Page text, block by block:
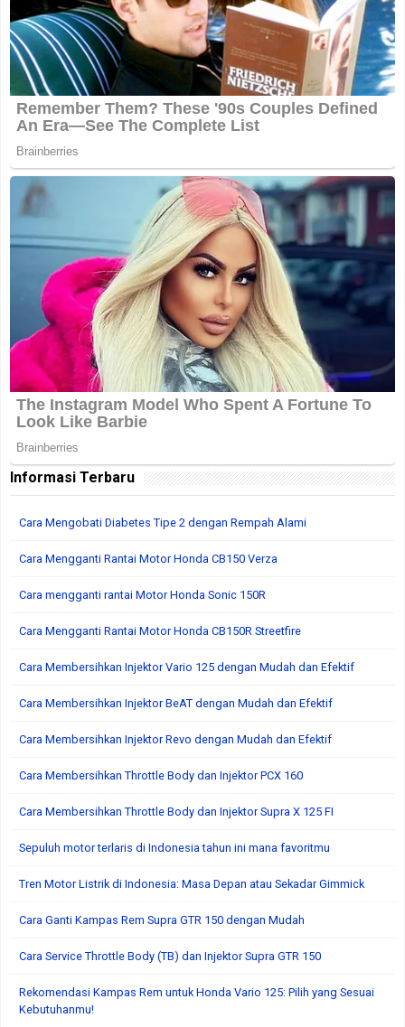
Informasi Terbaru
Cara Mengobati Diabetes Tipe 2 dengan Rempah Alami
Cara Mengganti Rantai Motor Honda CB150 Verza
Cara mengganti rantai Motor Honda Sonic 150R
Cara Mengganti Rantai Motor Honda CB150R Streetfire
Cara Membersihkan Injektor Vario 125 dengan Mudah dan Efektif
Cara Membersihkan Injektor BeAT dengan Mudah dan Efektif
Cara Membersihkan Injektor Revo dengan Mudah dan Efektif
Cara Membersihkan Throttle Body dan Injektor PCX 160
Cara Membersihkan Throttle Body dan Injektor Supra X 125 FI
Sepuluh motor terlaris di Indonesia tahun ini mana favoritmu
Tren Motor Listrik di Indonesia: Masa Depan atau Sekadar Gimmick
Cara Ganti Kampas Rem Supra GTR 150 dengan Mudah
Cara Service Throttle Body (TB) dan Injektor Supra GTR 150
Rekomendasi Kampas Rem untuk Honda Vario 125: Pilih yang Sesuai
Kebutuhanmu!